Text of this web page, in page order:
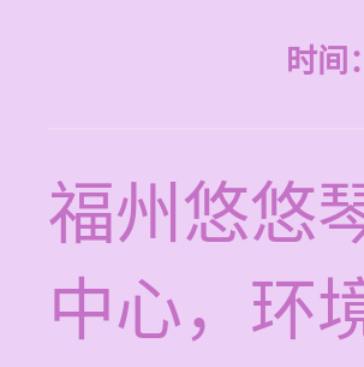
时间
福州悠悠
中心，环